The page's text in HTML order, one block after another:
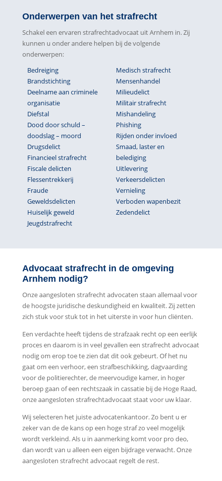
Onderwerpen van het strafrecht
Schakel een ervaren strafrechtadvocaat uit Arnhem in. Zij
kunnen u onder andere helpen bij de volgende
onderwerpen:
Bedreiging
Brandstichting
Deelname aan criminele
organisatie
Diefstal
Dood door schuld –
doodslag – moord
Drugsdelict
Financieel strafrecht
Fiscale delicten
Flessentrekkerij
Fraude
Geweldsdelicten
Huiselijk geweld
Jeugdstrafrecht
Medisch strafrecht
Mensenhandel
Milieudelict
Militair strafrecht
Mishandeling
Phishing
Rijden onder invloed
Smaad, laster en
belediging
Uitlevering
Verkeersdelicten
Vernieling
Verboden wapenbezit
Zedendelict
Advocaat strafrecht in de omgeving
Arnhem nodig?
Onze aangesloten strafrecht advocaten staan allemaal voor
de hoogste juridische deskundigheid en kwaliteit. Zij zetten
zich stuk voor stuk tot in het uiterste in voor hun cliënten.
Een verdachte heeft tijdens de strafzaak recht op een eerlijk
proces en daarom is in veel gevallen een strafrecht advocaat
nodig om erop toe te zien dat dit ook gebeurt. Of het nu
gaat om een verhoor, een strafbeschikking, dagvaarding
voor de politierechter, de meervoudige kamer, in hoger
beroep gaan of een rechtszaak in cassatie bij de Hoge Raad,
onze aangesloten strafrechtadvocaat staat voor uw klaar.
Wij selecteren het juiste advocatenkantoor. Zo bent u er
zeker van de de kans op een hoge straf zo veel mogelijk
wordt verkleind. Als u in aanmerking komt voor pro deo,
dan wordt van u alleen een eigen bijdrage verwacht. Onze
aangesloten strafrecht advocaat regelt de rest.